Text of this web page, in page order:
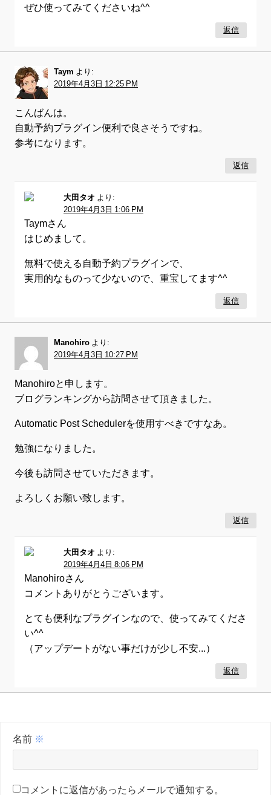
ぜひ使ってみてくださいね^^
返信
Taym より:
2019年4月3日 12:25 PM
こんばんは。
自動予約プラグイン便利で良さそうですね。
参考になります。
返信
大田タオ より:
2019年4月3日 1:06 PM
Taymさん
はじめまして。
無料で使える自動予約プラグインで、
実用的なものって少ないので、重宝してます^^
返信
Manohiro より:
2019年4月3日 10:27 PM
Manohiroと申します。
ブログランキングから訪問させて頂きました。
Automatic Post Schedulerを使用すべきですなあ。
勉強になりました。
今後も訪問させていただきます。
よろしくお願い致します。
返信
大田タオ より:
2019年4月4日 8:06 PM
Manohiroさん
コメントありがとうございます。
とても便利なプラグインなので、使ってみてくださ
い^^
（アップデートがない事だけが少し不安...）
返信
名前 ※
コメントに返信があったらメールで通知する。